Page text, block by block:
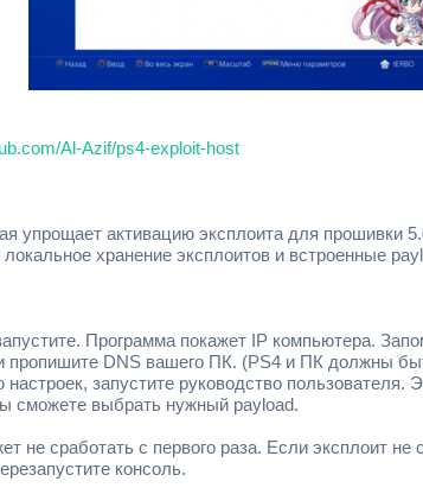
Al-Azif/ps4-exploit-host
упрощает активацию эксплоита для прошивки
хранение эксплоитов и встроенные
Программа покажет IP компьютера.
пропишите DNS вашего ПК. (PS4 и ПК должны
запустите руководство пользователя.
сможете выбрать нужный payload.
не сработать с первого раза. Если эксплоит не
консоль.